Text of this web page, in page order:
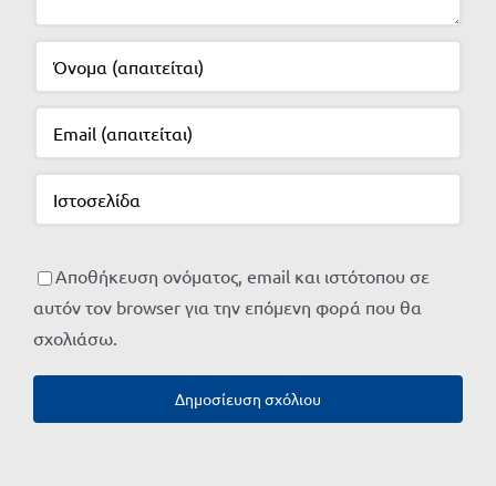
Αποθήκευση ονόματος, email και ιστότοπου σε
αυτόν τον browser για την επόμενη φορά που θα
σχολιάσω.